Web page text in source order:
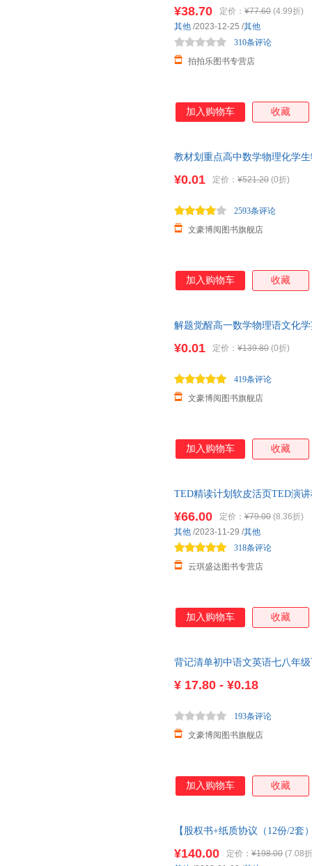
¥38.70 定价： ¥77.60 (4.99折)
拍拍乐图书专营店
310条评论
其他 /2023-12-25 /其他
加入购物车 收藏
教材划重点高中数学物理化学
¥0.01 定价： ¥521.20 (0折)
文豪博阅图书旗舰店
2593条评论
加入购物车 收藏
解题觉醒高一数学物理语文化
¥0.01 定价： ¥139.80 (0折)
文豪博阅图书旗舰店
419条评论
加入购物车 收藏
TED精读计划软皮活页TED演
¥66.00 定价： ¥79.00 (8.36折)
云琪盛达图书专营店
318条评论
其他 /2023-11-29 /其他
加入购物车 收藏
背记清单初中语文英语七八年
¥ 17.80 - ¥0.18
文豪博阅图书旗舰店
193条评论
加入购物车 收藏
【股权书+纸质协议（12份/2
¥140.00 定价： ¥198.00 (7.08